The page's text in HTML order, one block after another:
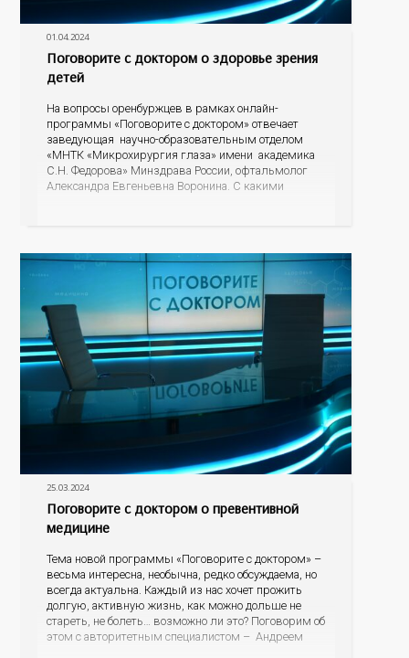
01.04.2024
Поговорите с доктором о здоровье зрения
детей
На вопросы оренбуржцев в рамках онлайн-
программы «Поговорите с доктором» отвечает
заведующая научно-образовательным отделом
«МНТК «Микрохирургия глаза» имени академика
С.Н. Федорова» Минздрава России, офтальмолог
Александра Евгеньевна Воронина. С какими
25.03.2024
Поговорите с доктором о превентивной
медицине
Тема новой программы «Поговорите с доктором» –
весьма интересна, необычна, редко обсуждаема, но
всегда актуальна. Каждый из нас хочет прожить
долгую, активную жизнь, как можно дольше не
стареть, не болеть… возможно ли это? Поговорим об
этом с авторитетным специалистом – Андреем